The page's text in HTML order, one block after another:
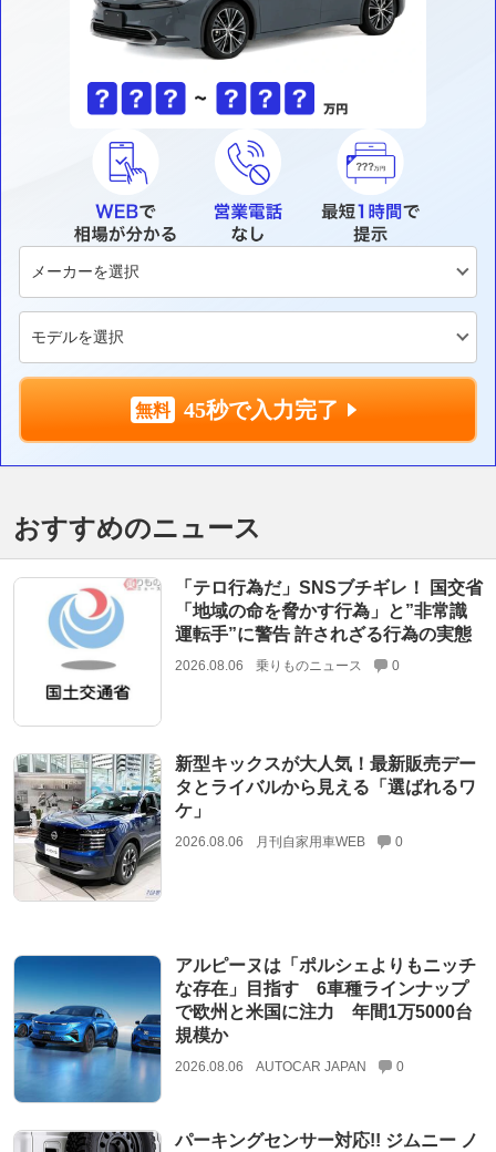
45秒で入力完了
おすすめのニュース
「テロ行為だ」SNSブチギレ！ 国交省
「地域の命を脅かす行為」と”非常識
運転手”に警告 許されざる行為の実態
2026.08.06 乗りものニュース 0
新型キックスが大人気！最新販売デー
タとライバルから見える「選ばれるワ
ケ」
2026.08.06 月刊自家用車WEB 0
アルピーヌは「ポルシェよりもニッチ
な存在」目指す 6車種ラインナップ
で欧州と米国に注力 年間1万5000台
規模か
2026.08.06 AUTOCAR JAPAN 0
パーキングセンサー対応!! ジムニー ノ